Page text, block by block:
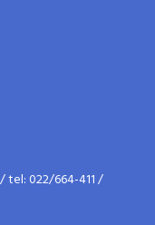
/ tel: 022/664-411 /